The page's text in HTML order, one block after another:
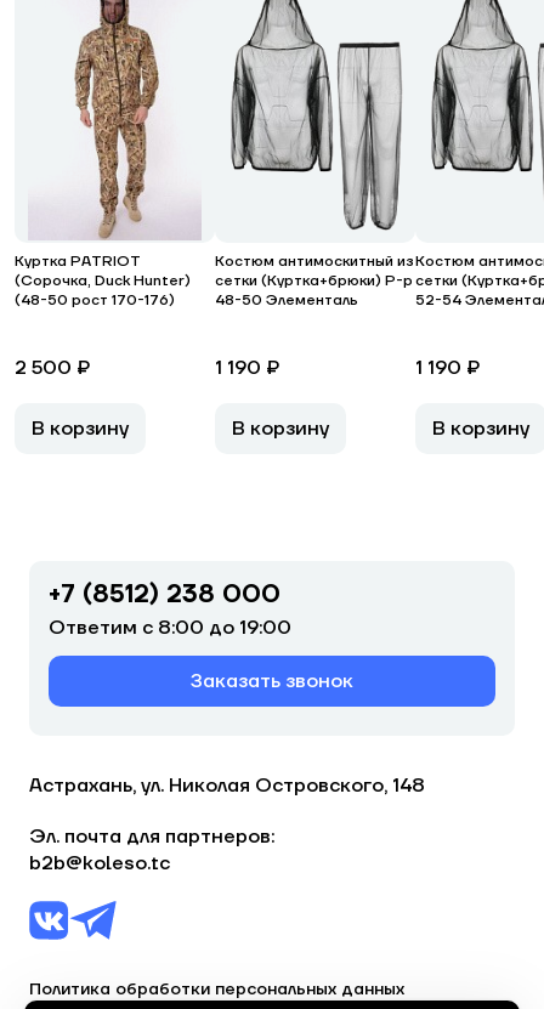
Куртка PATRIOT
(Сорочка, Duck Hunter)
(48-50 рост 170-176)
2 500 ₽
В корзину
Костюм антимоскитный из
сетки (Куртка+брюки) Р-р
48-50 Элементаль
1 190 ₽
В корзину
Костюм
сетки
52-54
1 190 ₽
В корзину
+7 (8512) 238 000
Ответим с 8:00 до 19:00
Заказать звонок
Астрахань, ул. Николая Островского, 148
Эл. почта для партнеров:
b2b@koleso.tc
Политика обработки персональных данных